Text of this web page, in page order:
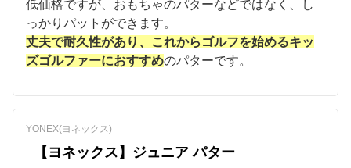
低価格ですが、おもちゃのパターなどではなく、し
っかりパットができます。
丈夫で耐久性があり、これからゴルフを始めるキッ
ズゴルファーにおすすめのパターです。
YONEX(ヨネックス)
【ヨネックス】ジュニア パター